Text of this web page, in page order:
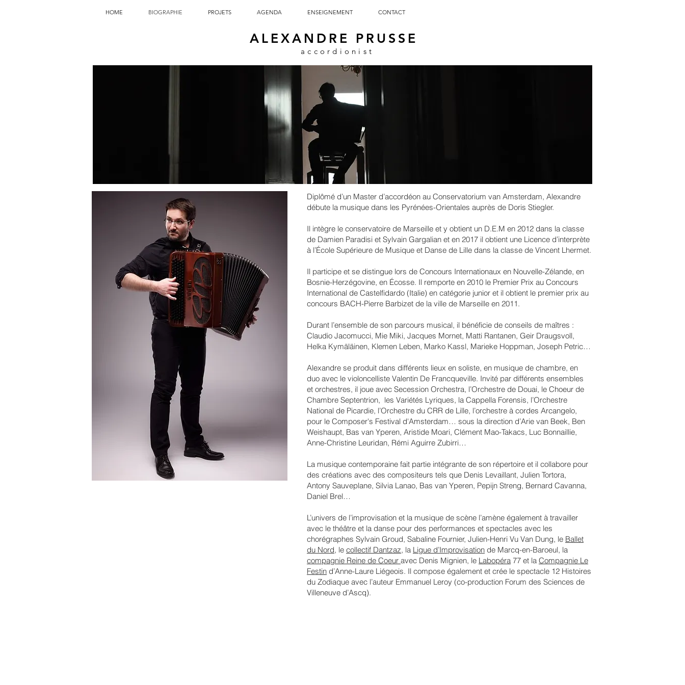
HOME BIOGRAPHIE PROJETS AGENDA ENSEIGNEMENT CONTACT
ALEXANDRE PRUSSE
accordionist
Diplômé d’un Master d’accordéon au Conservatorium van Amsterdam, Alexandre
débute la musique dans les Pyrénées-Orientales auprès de Doris Stiegler.
Il intègre le conservatoire de Marseille et y obtient un D.E.M en 2012 dans la classe
de Damien Paradisi et Sylvain Gargalian et en 2017 il obtient une Licence d’interprète
à l’École Supérieure de Musique et Danse de Lille dans la classe de Vincent Lhermet.
Il participe et se distingue lors de Concours Internationaux en Nouvelle-Zélande, en
Bosnie-Herzégovine, en Écosse. Il remporte en 2010 le Premier Prix au Concours
International de Castelfidardo (Italie) en catégorie junior et il obtient le premier prix au
concours BACH-Pierre Barbizet de la ville de Marseille en 2011.
Durant l’ensemble de son parcours musical, il bénéficie de conseils de maîtres :
Claudio Jacomucci, Mie Miki, Jacques Mornet, Matti Rantanen, Geir Draugsvoll,
Helka Kymäläinen, Klemen Leben, Marko Kassl, Marieke Hoppman, Joseph Petric…
Alexandre se produit dans différents lieux en soliste, en musique de chambre, en
duo avec le violoncelliste Valentin De Francqueville. Invité par différents ensembles
et orchestres, il joue avec Secession Orchestra, l’Orchestre de Douai, le Choeur de
Chambre Septentrion, les Variétés Lyriques, la Cappella Forensis, l’Orchestre
National de Picardie, l’Orchestre du CRR de Lille, l’orchestre à cordes Arcangelo,
pour le Composer's Festival d'Amsterdam… sous la direction d’Arie van Beek, Ben
Weishaupt, Bas van Yperen, Aristide Moari, Clément Mao-Takacs, Luc Bonnaillie,
Anne-Christine Leuridan, Rémi Aguirre Zubirri…
La musique contemporaine fait partie intégrante de son répertoire et il collabore pour
des créations avec des compositeurs tels que Denis Levaillant, Julien Tortora,
Antony Sauveplane, Silvia Lanao, Bas van Yperen, Pepijn Streng, Bernard Cavanna,
Daniel Brel…
L’univers de l’improvisation et la musique de scène l’amène également à travailler
avec le théâtre et la danse pour des performances et spectacles avec les
chorégraphes Sylvain Groud, Sabaline Fournier, Julien-Henri Vu Van Dung, le Ballet
du Nord, le collectif Dantzaz, la Ligue d’Improvisation de Marcq-en-Baroeul, la
compagnie Reine de Coeur avec Denis Mignien, le Labopéra 77 et la Compagnie Le
Festin d’Anne-Laure Liégeois. Il compose également et crée le spectacle 12 Histoires
du Zodiaque avec l’auteur Emmanuel Leroy (co-production Forum des Sciences de
Villeneuve d’Ascq).